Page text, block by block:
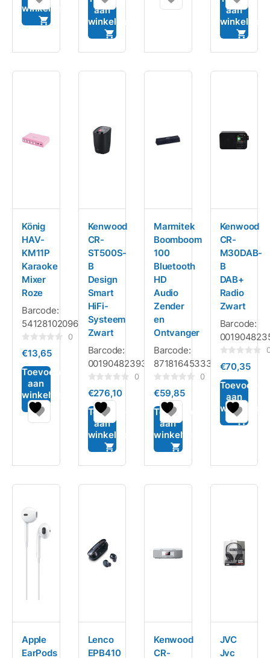
winkelwagen
aan
winkelwagen
aan
König
HAV-
KM11P
Karaoke
Mixer
Roze
Barcode:
5412810209613
0
5
0
€13,65
Toevoegen
aan
winkelwagen
Kenwood
CR-
ST500S-
B
Design
Smart
HiFi-
Systeem
Zwart
Barcode:
0019048239365
0
uit
5
0
€276,10
Toevoegen
aan
winkelwagen
Marmitek
Boomboom
100
Bluetooth
HD
Audio
Zender
en
Ontvanger
Barcode:
8718164533303
0
uit
5
0
€59,85
Toevoegen
aan
winkelwagen
Kenwood
CR-
M30DAB-
B
DAB+
Radio
Zwart
Barcode:
0
5
€70,35
Toevoegen
aan
Apple
EarPods
Lenco
EPB410
Kenwood
CR-
JVC
Jvc